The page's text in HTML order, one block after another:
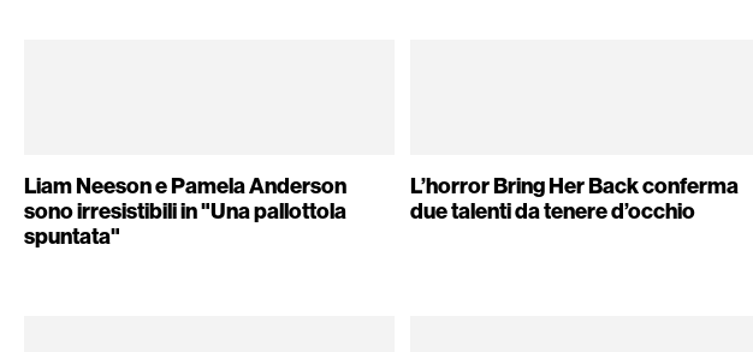
Liam Neeson e Pamela Anderson
sono irresistibili in "Una pallottola
spuntata"
L’horror Bring Her Back conferma
due talenti da tenere d’occhio